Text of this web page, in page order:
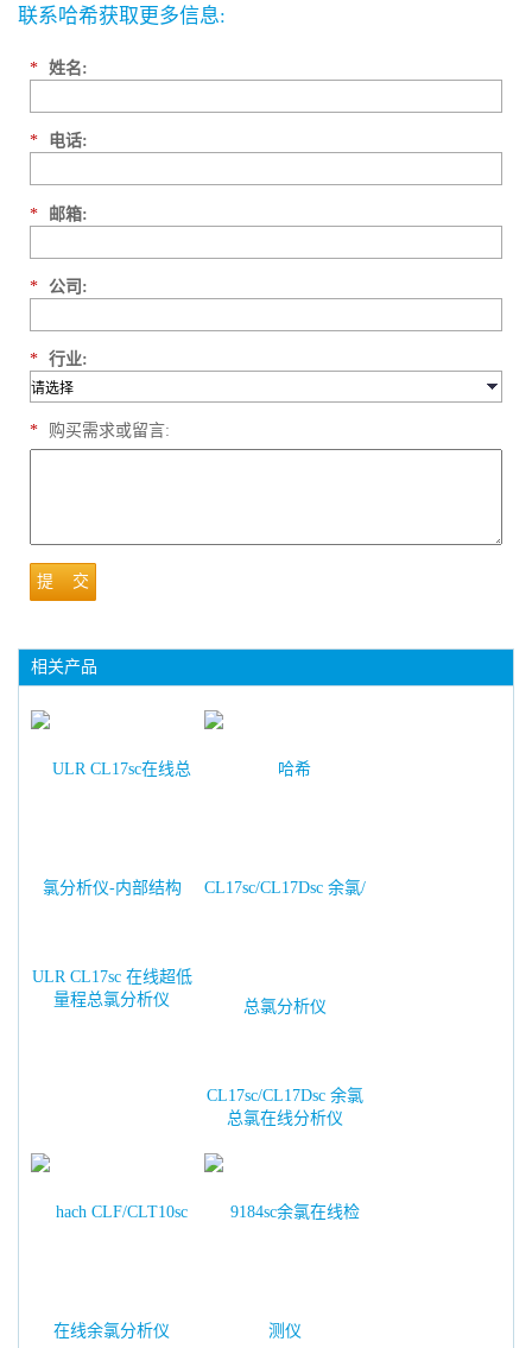
联系哈希获取更多信息:
* 姓名:
* 电话:
* 邮箱:
* 公司:
* 行业:
* 购买需求或留言:
提 交
相关产品
ULR CL17sc 在线超低
量程总氯分析仪
CL17sc/CL17Dsc 余氯
总氯在线分析仪